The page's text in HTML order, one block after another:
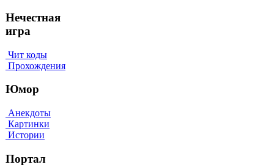
Нечестная
игра
Чит коды
Прохождения
Юмор
Анекдоты
Картинки
Истории
Портал